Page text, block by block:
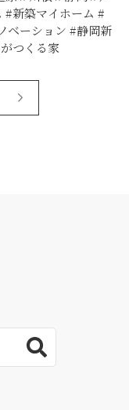
#新築マイホーム #
ベーション #静岡新
つくる家